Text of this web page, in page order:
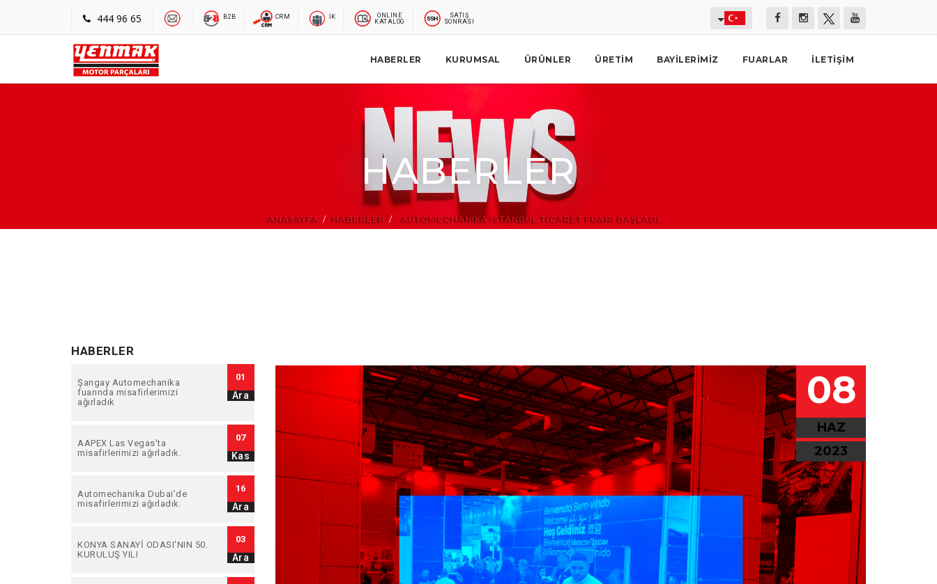
444 96 65 B2B CRM İK
ONLINE
KATALOG
SATIŞ
SONRASI
HABERLER KURUMSAL ÜRÜNLER ÜRETİM BAYILERIMIZ FUARLAR İLETIŞIM
HABERLER
ANASAYFA HABERLER AUTOMECHANIKA ISTANBUL TİCARET FUARI BAŞLADI...
HABERLER
Şangay Automechanika
fuarında misafirlerimizi
ağırladık
01
Ara
AAPEX Las Vegas'ta
misafirlerimizi ağırladık.
07
Kas
Automechanika Dubai’de
misafirlerimizi ağırladık.
16
Ara
KONYA SANAYİ ODASI'NIN 50.
KURULUŞ YILI
03
Ara
08
HAZ
2023